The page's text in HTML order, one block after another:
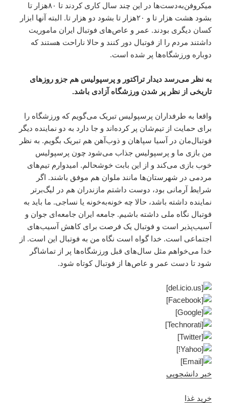
میکروفن‌به‌دست‌ها در این چند سال کاری کردند تا ۸۰هزار تا
بشود هشت‌ هزار تا و ۲۰هزار تا بشود دو هزار تا. البته آنها ابزار
کسان دیگری بودند. عمر و عاص‌های فوتبال ایران ماموریت
داشتند مردم را از فوتبال دور کنند و حالا ناراحت هستند که
دوباره ورزشگاه‌ها پر شده است.
به نظر می‌رسد دیدار تراکتور و پرسپولیس هم جزو روزهای
تاریخی از نظر پر شدن ورزشگاه آزادی باشد.
واقعا به طرفداران پرسپولیس تبریک می‌گویم که ورزشگاه را
برای حمایت از تیم‌شان پر کرده‌اند و جا دارد به دو نماینده دیگر
فوتبال‌مان در آسیا سپاهان و ذوب‌آهن هم تبریک بگویم. به نظر
من بازی ما و پرسپولیس جذاب می‌شود چون پرسپولیس
خوب بازی می‌کند و از این بابت خوشحالم. امیدوارم تیم‌های
مردمی در شهرستان‌ها مانند ملوان هم موفق باشند. اگر
شرایط آرمانی بود، دوست داشتم مازندران هم در لیگ‌برتر
نماینده داشته باشد، حالا چه خونه‌به‌خونه یا نساجی. ما باید به
فوتبال نگاه ملی داشته باشیم. جامعه ایران جامعه‌ای جوان و
آسیب‌پذیر است و فوتبال یک فرصت برای کاهش آسیب‌های
اجتماعی است. خدا گواه است نگاه من به فوتبال این است. از
خدا می‌خواهم مثل سال‌های قبل ورزشگاه‌ها پر از تماشاگر
شود تا دست عمر و عاص‌ها از فوتبال کوتاه شود.
خبر دانشجویی
خرید غذا